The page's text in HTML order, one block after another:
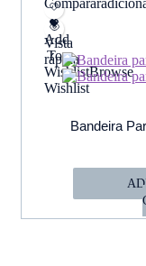
Comparar
Add
To
WishlistBrowse
Wishlist
Vista
rápida
Bandeira